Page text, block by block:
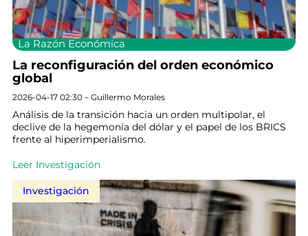
La Razón Económica
La reconfiguración del orden económico
global
2026-04-17 02:30 – Guillermo Morales
Análisis de la transición hacia un orden multipolar, el
declive de la hegemonía del dólar y el papel de los BRICS
frente al hiperimperialismo.
Leer Investigación
Investigación